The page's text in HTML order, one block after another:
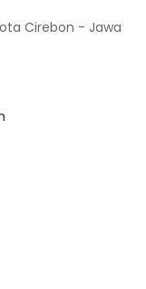
Cirebon - Jawa